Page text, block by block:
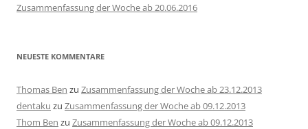
Zusammenfassung der Woche ab 20.06.2016
NEUESTE KOMMENTARE
Thomas Ben zu Zusammenfassung der Woche ab 23.12.2013
dentaku zu Zusammenfassung der Woche ab 09.12.2013
Thom Ben zu Zusammenfassung der Woche ab 09.12.2013